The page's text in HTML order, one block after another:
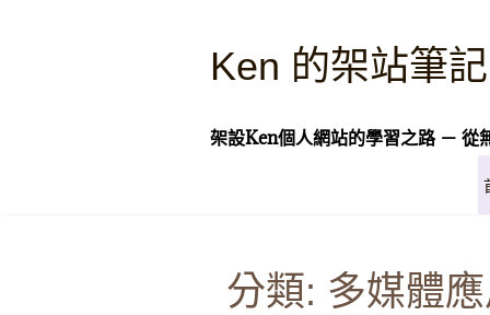
Ken 的架站筆記
架設Ken個人網站的學習之路 － 從
分類: 多媒體